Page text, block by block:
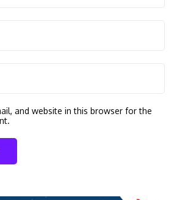
and website in this browser for the